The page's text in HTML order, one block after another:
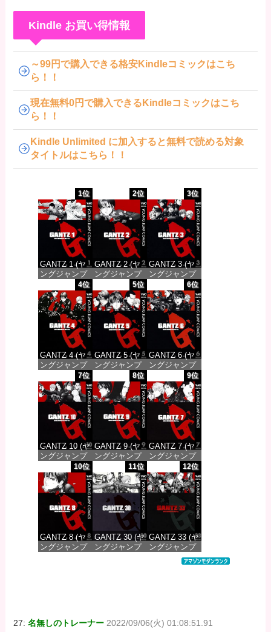
Kindle お買い得情報
～99円で購入できる格安Kindleコミックはこち
ら！！
現在無料0円で購入できるKindleコミックはこち
ら！！
Kindle Unlimited に加入すると無料で読める対象
タイトルはこちら！！
1位
GANTZ 1 (ヤ
ングジャンプ
コミックス
DIGITAL)
価格：¥100
2位
GANTZ 2 (ヤ
ングジャンプ
コミックス
DIGITAL)
価格：¥100
3位
GANTZ 3 (ヤ
ングジャンプ
コミックス
DIGITAL)
価格：¥100
4位
GANTZ 4 (ヤ
ングジャンプ
コミックス
DIGITAL)
価格：¥100
5位
GANTZ 5 (ヤ
ングジャンプ
コミックス
DIGITAL)
価格：¥100
6位
GANTZ 6 (ヤ
ングジャンプ
コミックス
DIGITAL)
価格：¥100
7位
GANTZ 10 (ヤ
ングジャンプ
コミックス
DIGITAL)
価格：¥100
8位
GANTZ 9 (ヤ
ングジャンプ
コミックス
DIGITAL)
価格：¥100
9位
GANTZ 7 (ヤ
ングジャンプ
コミックス
DIGITAL)
価格：¥100
10位
GANTZ 8 (ヤ
ングジャンプ
11位
GANTZ 30 (ヤ
ングジャンプ
12位
GANTZ 33 (ヤ
ングジャンプ
コミックス
27:名無しのトレーナー 2022/09/06(火) 01:08:51.91